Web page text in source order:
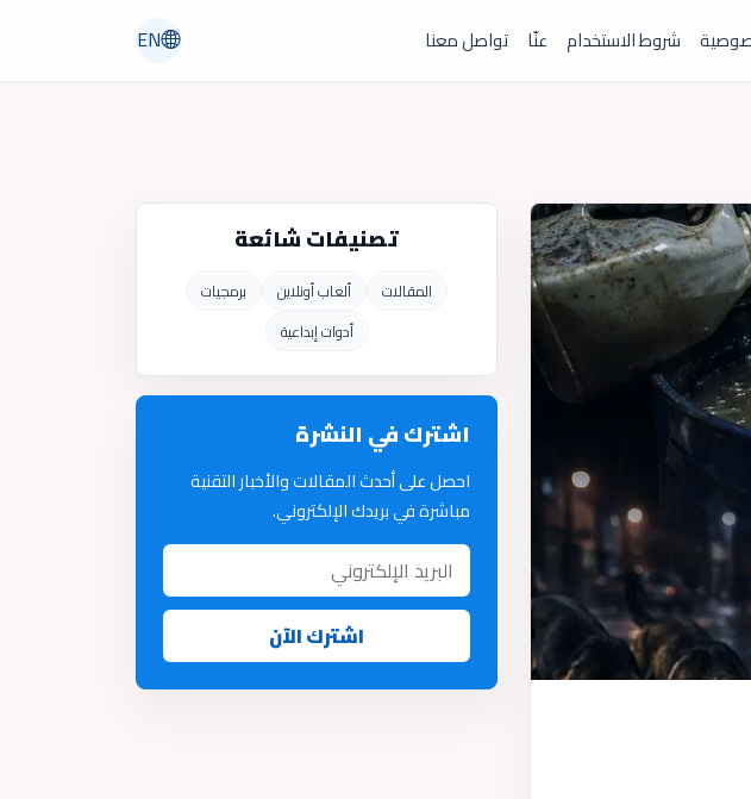
شروط الاستخدام عنّا تواصل معنا EN
تصنيفات شائعة
المقالات ألعاب أونلاين
برمجيات
أدوات إبداعية
اشترك في النشرة
احصل على أحدث المقالات والأخبار التقنية
مباشرة في بريدك الإلكتروني.
اشترك الآن